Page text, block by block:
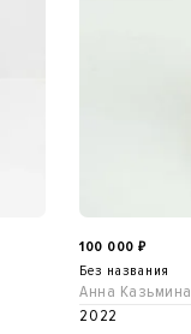
100 000 ₽
Без названия
Анна Казьмина
2022